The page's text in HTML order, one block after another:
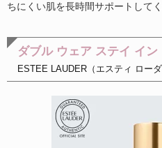
ちにくい肌を長時間サポートしてく
ダブル ウェア ステイ イ
ESTEE LAUDER（エスティ ローダ